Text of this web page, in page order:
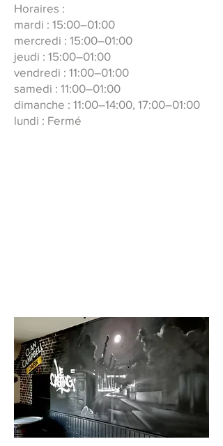
Horaires :
mardi : 15:00–01:00
mercredi : 15:00–01:00
jeudi : 15:00–01:00
vendredi : 11:00–01:00
samedi : 11:00–01:00
dimanche : 11:00–14:00, 17:00–01:00
lundi : Fermé